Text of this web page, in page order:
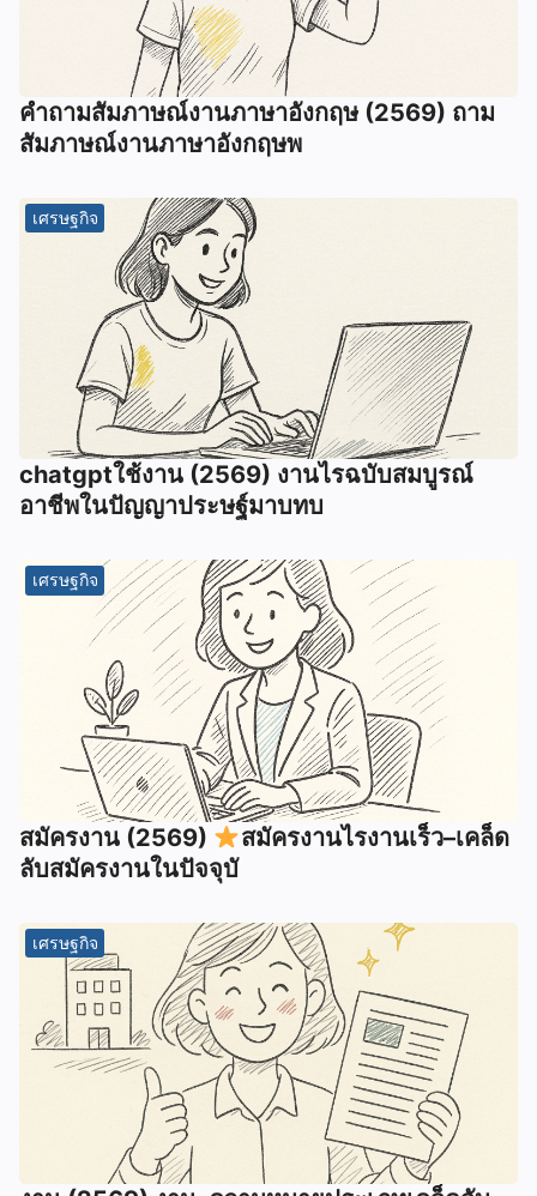
คําถามสัมภาษณ์งานภาษาอังกฤษ (2569) ถาม
สัมภาษณ์งานภาษาอังกฤษพ
เศรษฐกิจ
chatgptใช้งาน (2569) งานไรฉบับสมบูรณ์
อาชีพในปัญญาประษฐ์มาบทบ
เศรษฐกิจ
สมัครงาน (2569)
สมัครงานไรงานเร็ว–เคล็ด
ลับสมัครงานในปัจจุบั
เศรษฐกิจ